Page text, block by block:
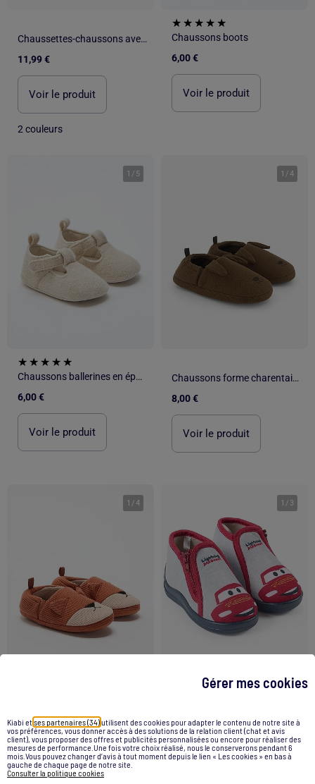
Gérer mes cookies
Kiabi etses partenaires (34)utilisent des cookies pour adapter le contenu de notre site à
vos préférences, vous donner accès à des solutions de la relation client (chat et avis
client), vous proposer des offres et publicités personnalisées ou encore pour réaliser des
mesures de performance.Une fois votre choix réalisé, nous le conserverons pendant 6
mois.Vous pouvez changer d’avis à tout moment depuis le lien « Les cookies » en bas à
gauche de chaque page de notre site.
Consulter la politique cookies
Chaussettes-chaussons avec semelle antidérapante et Stitch
11,99 €
Voir le produit
2 couleurs
Chaussons boots
6,00 €
Voir le produit
1 / 5
Chaussons ballerines en éponge
6,00 €
Voir le produit
1 /4
Chaussons forme charentaise
8,00 €
Voir le produit
1 /4
8,00 €
Voir le produit
1 / 3
14,99 €
Voir le produit